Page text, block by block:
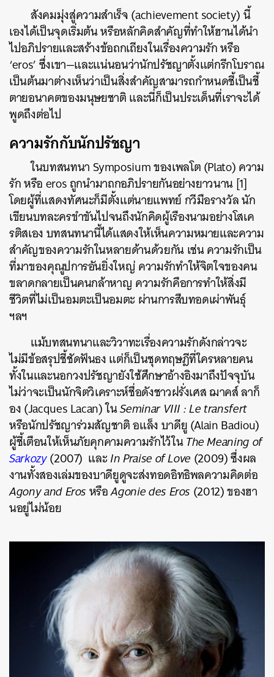
สังคมมุ่งสู่ความสำเร็จ (achievement society) นี้
เองได้เป็นจุดเริ่มต้น หรือหลักคิดสำคัญที่ทำให้ฮานได้นำ
ไปอภิปรายและสร้างข้อถกเถียงในเรื่องความรัก หรือ
‘eros’ ซึ่งเขา—และแน่นอนว่านักปรัชญาตั้งแต่กรีกโบราณ
เป็นต้นมาต่างเห็นว่าเป็นสิ่งสำคัญสามารถกำหนดชี้เป็นชี้
ตายอนาคตของมนุษยชาติ และนี่ก็เป็นประเด็นที่เราจะได้
พูดถึงต่อไป
ความรักกับนักปรัชญา
ในบทสนทนา Symposium ของเพลโต (Plato) ความ
รัก หรือ eros ถูกนำมาถกอภิปรายกันอย่างยาวนาน [1]
โดยผู้ที่แสดงทัศนะก็มีตั้งแต่นายแพทย์ กวีมือรางวัล นัก
เขียนบทละครขำขันไปจนถึงนักคิดผู้เรืองนามอย่างโสเค
รติสเองบทสนทนานี้ได้แสดงให้เห็นความหมายและความ
สำคัญของความรักในหลายด้านด้วยกันเช่น ความรักเป็น
ที่มาของคุณูปการอันยิ่งใหญ่ ความรักทำให้จิตใจของคน
ขลาดกลายเป็นคนกล้าหาญ ความรักคือการทำให้สิ่งมี
ชีวิตที่ไม่เป็นอมตะเป็นอมตะ ผ่านการสืบทอดเผ่าพันธุ์
ฯลฯ
แม้บทสนทนาและวิวาทะเรื่องความรักดังกล่าวจะ
ไม่มีข้อสรุปชี้ชัดฟันธง แต่ก็เป็นชุดทฤษฎีที่ใครหลายคน
ทั้งในและนอกวงปรัชญายังใช้ศึกษาอ้างอิงมาถึงปัจจุบัน
ไม่ว่าจะเป็นนักจิตวิเคราะห์ชื่อดังชาวฝรั่งเศส ฌาคส์ ลาก็
อง (Jacques Lacan) ในSeminar VIII : Le transfert
หรือนักปรัชญาร่วมสัญชาติ อแล็ง บาดียู (Alain Badiou)
ผู้ชี้เตือนให้เห็นภัยคุกคามความรักไว้ในThe Meaning of
Sarkozy(2007) และIn Praise of Love (2009)ซึ่งผล
งานทั้งสองเล่มของบาดียูดูจะส่งทอดอิทธิพลความคิดต่อ
Agony and ErosหรือAgonie des Eros (2012) ของฮา
นอยู่ไม่น้อย
SHARE TWEET LINE EMAIL